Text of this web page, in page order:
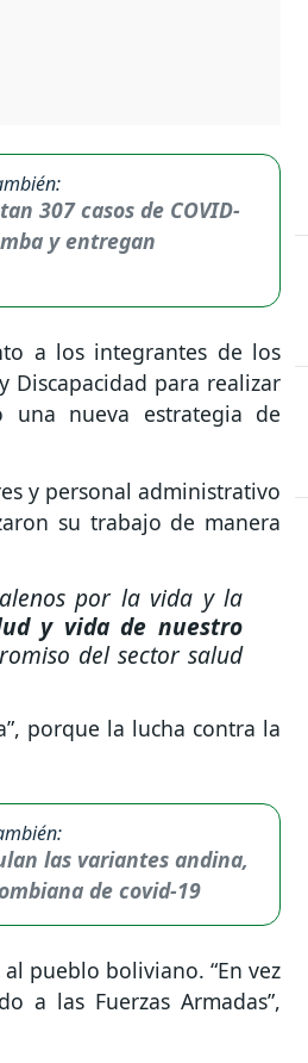
307 casos de COVID-
y entregan
a los integrantes de los
Discapacidad para realizar
una nueva estrategia de
y personal administrativo
su trabajo de manera
por la vida y la
y vida de nuestro
del sector salud
porque la lucha contra la
las variantes andina,
de covid-19
pueblo boliviano. “En vez
a las Fuerzas Armadas”,